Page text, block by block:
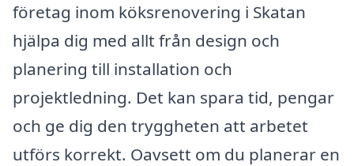
företag inom köksrenovering i Skatan
hjälpa dig med allt från design och
planering till installation och
projektledning. Det kan spara tid, pengar
och ge dig den tryggheten att arbetet
utförs korrekt. Oavsett om du planerar en